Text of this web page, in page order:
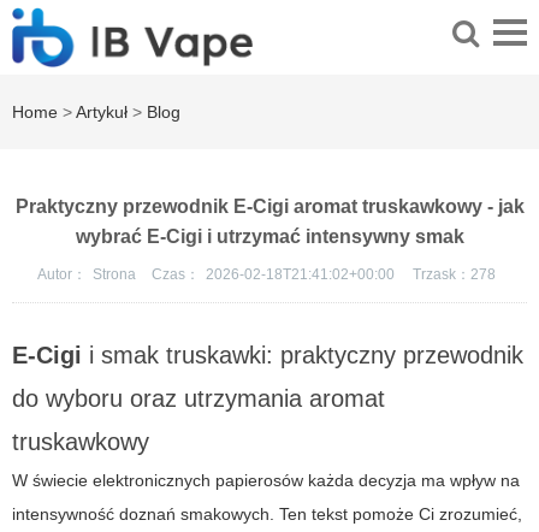
Home >Artykuł > Blog
Praktyczny przewodnik E-Cigi aromat truskawkowy - jak
wybrać E-Cigi i utrzymać intensywny smak
Autor： Strona Czas： 2026-02-18T21:41:02+00:00 Trzask： 278
E-Cigi i smak truskawki: praktyczny przewodnik
do wyboru oraz utrzymania aromat
truskawkowy
W świecie elektronicznych papierosów każda decyzja ma wpływ na
intensywność doznań smakowych. Ten tekst pomoże Ci zrozumieć,